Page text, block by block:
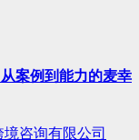
案例到能力的麦幸
咨询有限公司